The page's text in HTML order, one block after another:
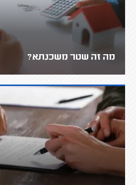
מה זה שטר משכנתא?